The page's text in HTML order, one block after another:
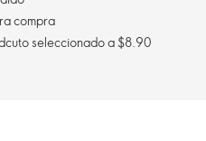
compra
Envío gratis al comprar un prodcuto seleccionado a $8.90